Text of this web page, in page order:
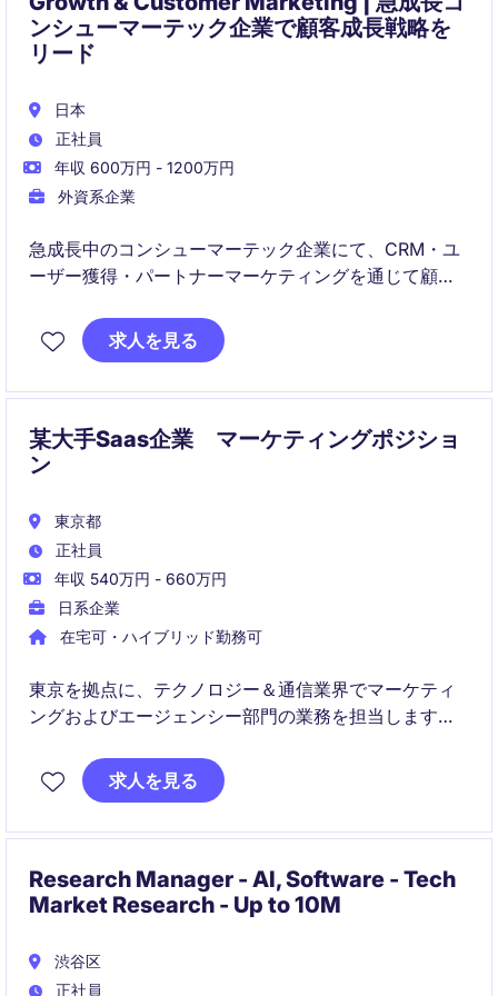
ンシューマーテック企業で顧客成長戦略を
リード
日本
正社員
年収 600万円 - 1200万円
外資系企業
急成長中のコンシューマーテック企業にて、CRM・ユ
ーザー獲得・パートナーマーケティングを通じて顧客
用しながら、顧客ライフサイクル全体の戦略立案から
実行までをリードし、事業成長に直接貢献していただ
求人を見る
某大手Saas企業 マーケティングポジショ
ン
東京都
正社員
年収 540万円 - 660万円
日系企業
在宅可・ハイブリッド勤務可
東京を拠点に、テクノロジー＆通信業界でマーケティ
ングおよびエージェンシー部門の業務を担当します。
ョンです。求人を見る
Research Manager - AI, Software - Tech
Market Research - Up to 10M
渋谷区
正社員